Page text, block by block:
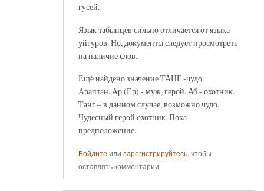
гусей.
Язык табынцев сильно отличается от языка
уйгуров. Но, документы следует просмотреть
на наличие слов.
Ещё найдено значение ТАНГ -чудо.
Араптан. Ар (Ер) - муж, герой. Аб - охотник.
Танг – в данном случае, возможно чудо.
Чудесный герой охотник. Пока
предположение.
Войдите или зарегистрируйтесь, чтобы
оставлять комментарии